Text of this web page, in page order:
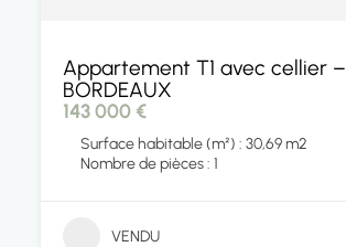
Appartement T1 avec cellier –
BORDEAUX
143 000 €
Surface habitable (m²) : 30,69 m2
Nombre de pièces : 1
VENDU